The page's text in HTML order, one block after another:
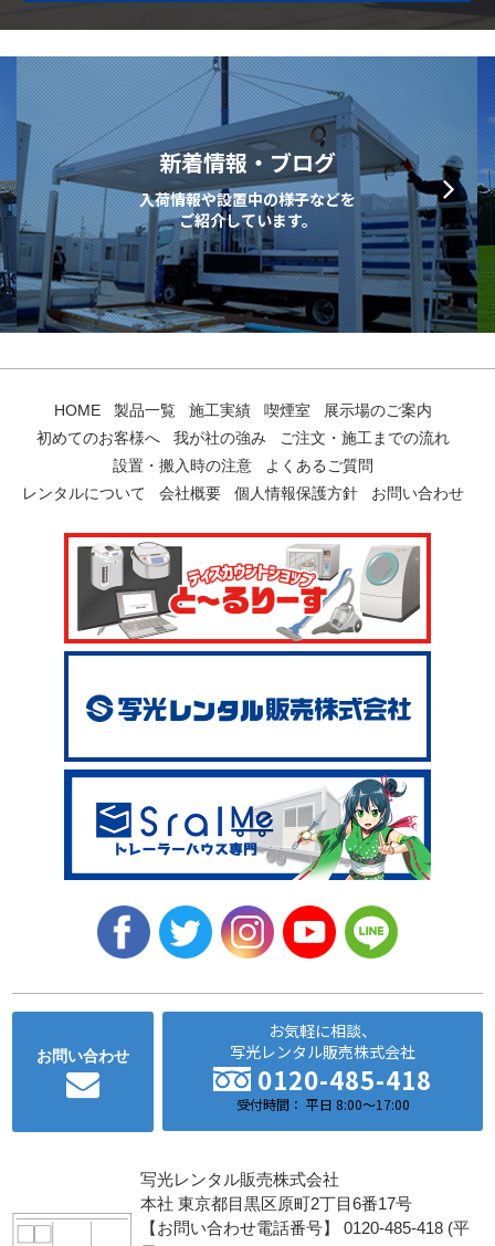
新着情報・ブログ
入荷情報や設置中の様子などを
ご紹介しています。
HOME 製品一覧 施工実績 喫煙室
展示場のご案内
初めてのお客様へ
我が社の強み
ご注文・施工までの流れ
設置・搬入時の注意
よくあるご質問
レンタルについて
会社概要 個人情報保護方針 お問い合わせ
お問い合わせ
お気軽に相談、
写光レンタル販売株式会社
0120-485-418
受付時間： 平日 8:00～17:00
写光レンタル販売株式会社
本社 東京都目黒区原町2丁目6番17号
【お問い合わせ電話番号】 0120-485-418 (平